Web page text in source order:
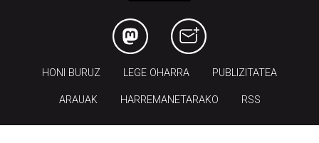
HONI BURUZ LEGE OHARRA PUBLIZITATEA
ARAUAK HARREMANETARAKO RSS